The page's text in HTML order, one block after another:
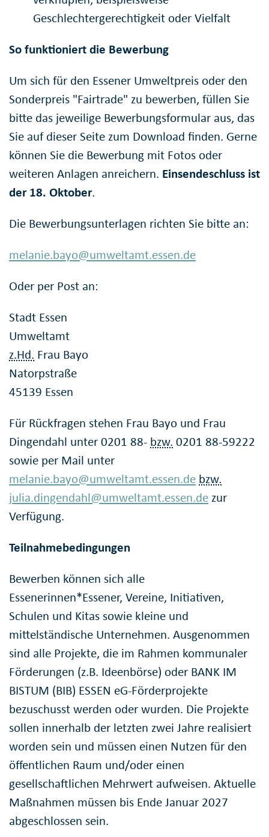
Geschlechtergerechtigkeit oder Vielfalt
So funktioniert die Bewerbung
Um sich für den Essener Umweltpreis oder den
Sonderpreis "Fairtrade" zu bewerben, füllen Sie
bitte das jeweilige Bewerbungsformular aus, das
Sie auf dieser Seite zum Download finden. Gerne
können Sie die Bewerbung mit Fotos oder
weiteren Anlagen anreichern. Einsendeschluss ist
der 18. Oktober.
Die Bewerbungsunterlagen richten Sie bitte an:
melanie.bayo@umweltamt.essen.de
Oder per Post an:
Stadt Essen
Umweltamt
z.Hd. Frau Bayo
Natorpstraße
45139 Essen
Für Rückfragen stehen Frau Bayo und Frau
Dingendahl unter 0201 88- bzw. 0201 88-59222
sowie per Mail unter
melanie.bayo@umweltamt.essen.de bzw.
julia.dingendahl@umweltamt.essen.de zur
Verfügung.
Teilnahmebedingungen
Bewerben können sich alle
Essenerinnen*Essener, Vereine, Initiativen,
Schulen und Kitas sowie kleine und
mittelständische Unternehmen. Ausgenommen
sind alle Projekte, die im Rahmen kommunaler
Förderungen (z.B. Ideenbörse) oder BANK IM
BISTUM (BIB) ESSEN eG-Förderprojekte
bezuschusst werden oder wurden. Die Projekte
sollen innerhalb der letzten zwei Jahre realisiert
worden sein und müssen einen Nutzen für den
öffentlichen Raum und/oder einen
gesellschaftlichen Mehrwert aufweisen. Aktuelle
Maßnahmen müssen bis Ende Januar 2027
abgeschlossen sein.